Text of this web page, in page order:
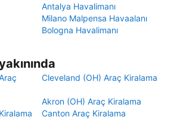
Antalya Havalimanı
Milano Malpensa Havaalanı
Bologna Havalimanı
Cleveland (OH) Araç Kiralama
Akron (OH) Araç Kiralama
Canton Araç Kiralama